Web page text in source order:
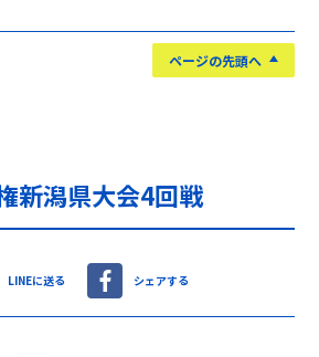
ページの先頭へ
新潟県大会4回戦
LINEに送る シェアする